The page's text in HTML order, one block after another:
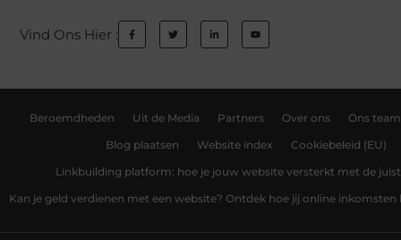
Vind Ons Hier :
Beroemdheden Uit de Media Partners Over ons Ons team
Blog plaatsen Website index Cookiebeleid (EU)
Linkbuilding platform: hoe je jouw website versterkt met de
Kan je geld verdienen met een website? Ontdek hoe jij online